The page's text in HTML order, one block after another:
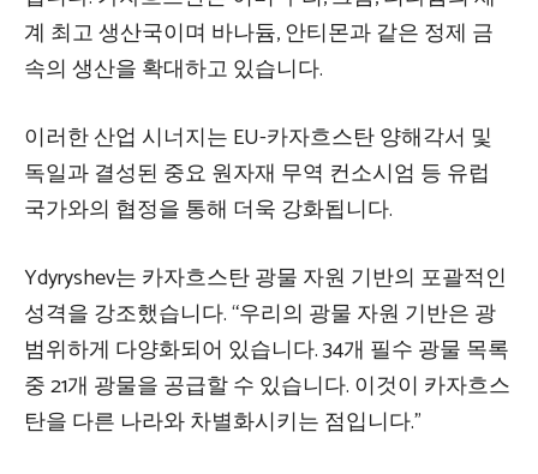
계 최고 생산국이며 바나듐, 안티몬과 같은 정제 금
속의 생산을 확대하고 있습니다.
이러한 산업 시너지는 EU-카자흐스탄 양해각서 및
독일과 결성된 중요 원자재 무역 컨소시엄 등 유럽
국가와의 협정을 통해 더욱 강화됩니다.
Ydyryshev는 카자흐스탄 광물 자원 기반의 포괄적인
성격을 강조했습니다. “우리의 광물 자원 기반은 광
범위하게 다양화되어 있습니다. 34개 필수 광물 목록
중 21개 광물을 공급할 수 있습니다. 이것이 카자흐스
탄을 다른 나라와 차별화시키는 점입니다.”